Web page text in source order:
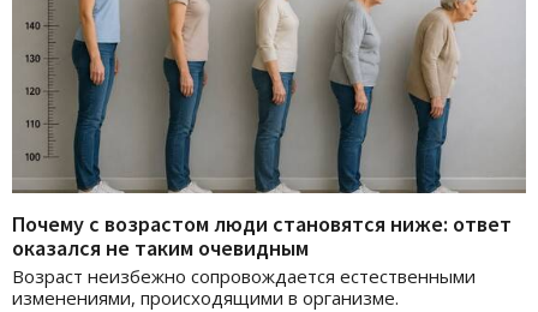
Почему с возрастом люди становятся ниже: ответ
оказался не таким очевидным
Возраст неизбежно сопровождается естественными
изменениями, происходящими в организме.